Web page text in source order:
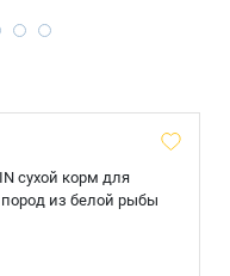
сухой корм для
из белой рыбы